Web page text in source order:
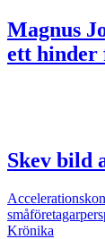
Magnus
ett hinder
Skev bild
Krönika